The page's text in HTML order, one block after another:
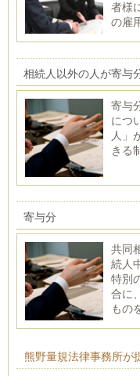
者様
の雇
相続人以外の人が寄与
寄与
につ
人」
きる
寄与分
共同
続人
特別
合に
もの
熊野量規法律事務所が